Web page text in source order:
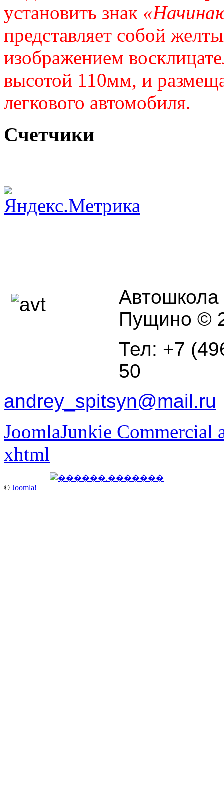
установить знак
представляет собой
изображением
высотой 110мм, и
легкового автомобиля.
Счетчики
Автошкола
Пущино ©
Тел: +7
50
andrey_spitsyn@mail.ru
JoomlaJunkie Commercial
xhtml
© Joomla!